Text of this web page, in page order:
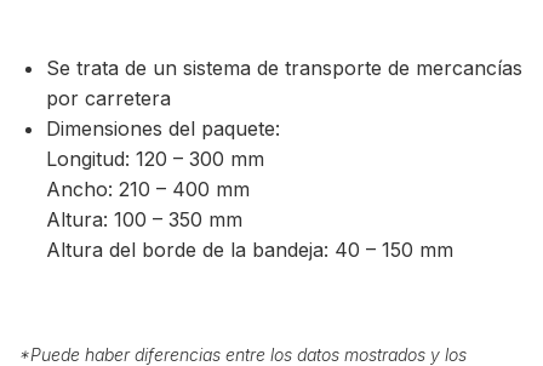
Se trata de un sistema de transporte de mercancías
por carretera
Dimensiones del paquete:
Longitud: 120 – 300 mm
Ancho: 210 – 400 mm
Altura: 100 – 350 mm
​​​​​​​Altura del borde de la bandeja: 40 – 150 mm
*Puede haber diferencias entre los datos mostrados y los